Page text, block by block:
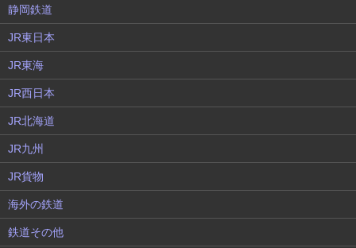
静岡鉄道
JR東日本
JR東海
JR西日本
JR北海道
JR九州
JR貨物
海外の鉄道
鉄道その他